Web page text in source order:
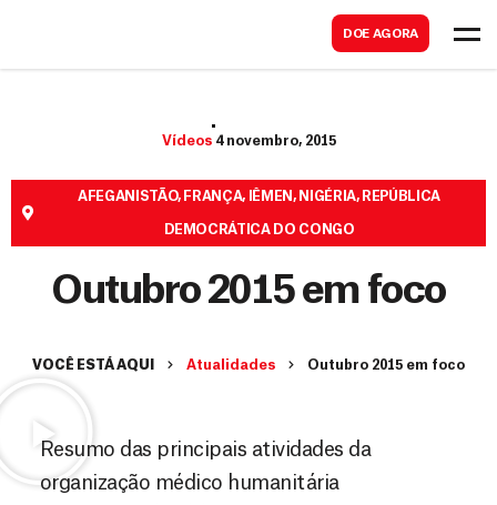
DOE AGORA
Vídeos 4 novembro, 2015
AFEGANISTÃO, FRANÇA, IÊMEN , NIGÉRIA, REPÚBLICA
DEMOCRÁTICA DO CONGO
Outubro 2015 em foco
VOCÊ ESTÁ AQUI Atualidades Outubro 2015 em foco
Resumo das principais atividades da
organização médico humanitária
a
r